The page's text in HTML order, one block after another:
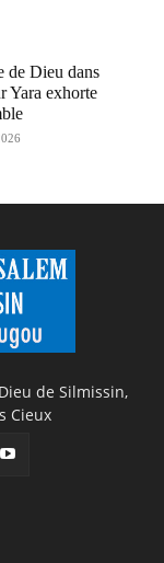
de Dieu dans
Yara exhorte
de Silmissin,
Cieux